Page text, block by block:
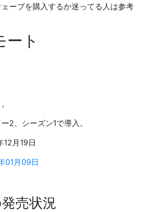
ーブを購入するか迷ってる人は参考
ート
2、シーズン1で導入。
12月19日
01月09日
売状況